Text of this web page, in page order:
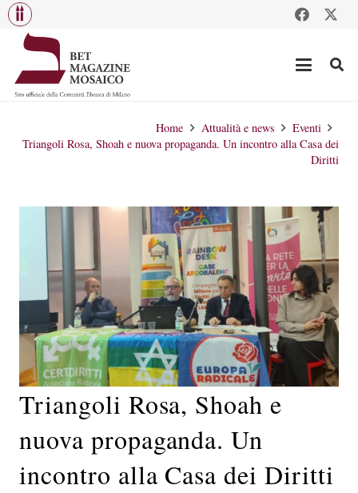
Home Attualità e news
Eventi
Triangoli Rosa, Shoah e nuova propaganda. Un incontro alla Casa dei
Diritti
Triangoli Rosa, Shoah e
nuova propaganda. Un
incontro alla Casa dei Diritti